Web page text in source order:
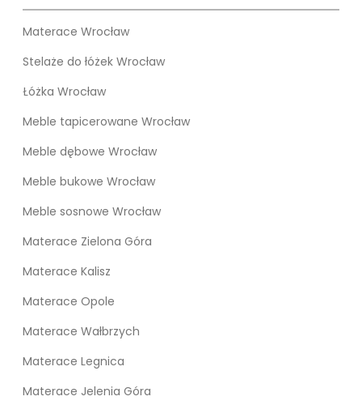
Materace Wrocław
Stelaże do łóżek Wrocław
Łóżka Wrocław
Meble tapicerowane Wrocław
Meble dębowe Wrocław
Meble bukowe Wrocław
Meble sosnowe Wrocław
Materace Zielona Góra
Materace Kalisz
Materace Opole
Materace Wałbrzych
Materace Legnica
Materace Jelenia Góra